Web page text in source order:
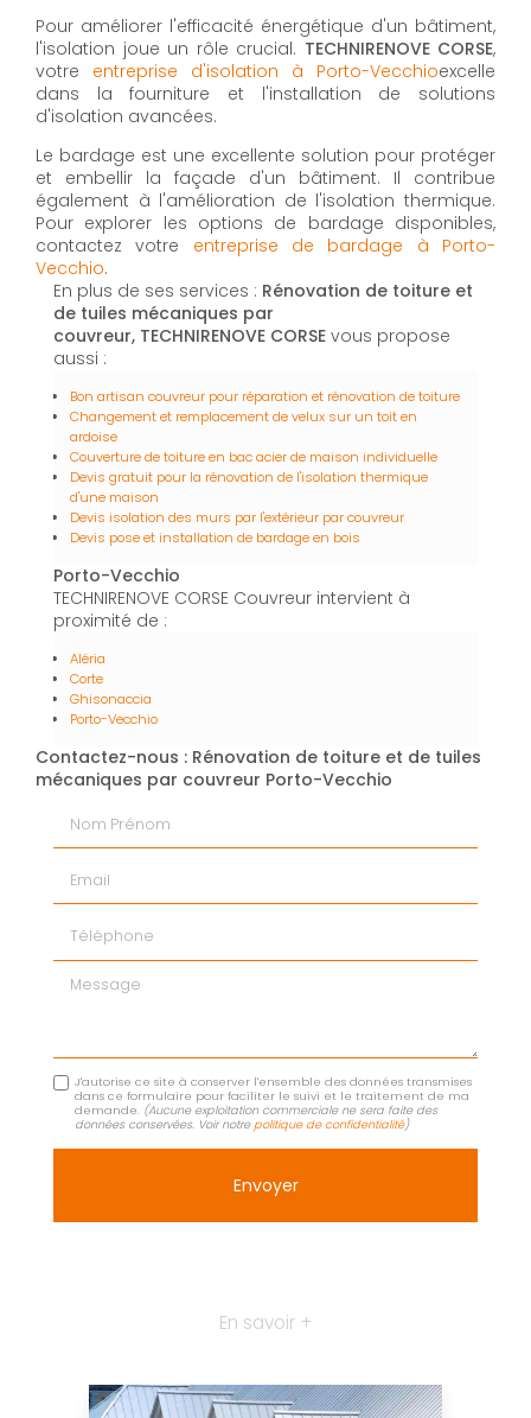
Pour améliorer l'efficacité énergétique d'un bâtiment,
l'isolation joue un rôle crucial. TECHNIRENOVE CORSE,
votre entreprise d'isolation à Porto-Vecchioexcelle
dans la fourniture et l'installation de solutions
d'isolation avancées.
Le bardage est une excellente solution pour protéger
et embellir la façade d'un bâtiment. Il contribue
également à l'amélioration de l'isolation thermique.
Pour explorer les options de bardage disponibles,
contactez votre entreprise de bardage à Porto-
Vecchio.
En plus de ses services : Rénovation de toiture et
de tuiles mécaniques par
couvreur, TECHNIRENOVE CORSE vous propose
aussi :
Bon artisan couvreur pour réparation et rénovation de toiture
Changement et remplacement de velux sur un toit en
ardoise
Couverture de toiture en bac acier de maison individuelle
Devis gratuit pour la rénovation de l'isolation thermique
d'une maison
Devis isolation des murs par l'extérieur par couvreur
Devis pose et installation de bardage en bois
Porto-Vecchio
TECHNIRENOVE CORSE Couvreur intervient à
proximité de :
Aléria
Corte
Ghisonaccia
Porto-Vecchio
Contactez-nous : Rénovation de toiture et de tuiles
mécaniques par couvreur Porto-Vecchio
Message
J'autorise ce site à conserver l'ensemble des données transmises
dans ce formulaire pour faciliter le suivi et le traitement de ma
demande. (Aucune exploitation commerciale ne sera faite des
données conservées. Voir notrepolitique de confidentialité)
En savoir +